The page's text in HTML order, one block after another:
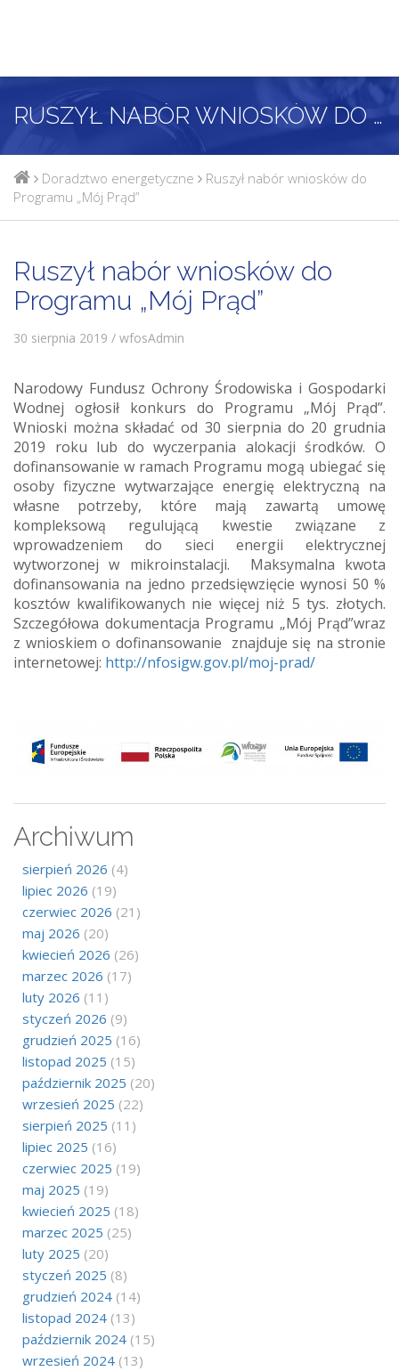
RUSZYŁ NABÓR WNIOSKÓW DO PROGRAMU „MÓJ PRĄD”
Doradztwo energetyczne
Ruszył nabór wniosków do
Programu „Mój Prąd”
Ruszył nabór wniosków do
Programu „Mój Prąd”
30 sierpnia 2019 / wfosAdmin
Narodowy Fundusz Ochrony Środowiska i Gospodarki
Wodnej ogłosił konkurs do Programu „Mój Prąd”.
Wnioski można składać od 30 sierpnia do 20 grudnia
2019 roku lub do wyczerpania alokacji środków. O
dofinansowanie w ramach Programu mogą ubiegać się
osoby fizyczne wytwarzające energię elektryczną na
własne potrzeby, które mają zawartą umowę
kompleksową regulującą kwestie związane z
wprowadzeniem do sieci energii elektrycznej
wytworzonej w mikroinstalacji. Maksymalna kwota
dofinansowania na jedno przedsięwzięcie wynosi 50 %
kosztów kwalifikowanych nie więcej niż 5 tys. złotych.
Szczegółowa dokumentacja Programu „Mój Prąd”wraz
z wnioskiem o dofinansowanie znajduje się na stronie
internetowej: http://nfosigw.gov.pl/moj-prad/
Archiwum
sierpień 2026 (4)
lipiec 2026 (19)
czerwiec 2026 (21)
maj 2026 (20)
kwiecień 2026 (26)
marzec 2026 (17)
luty 2026 (11)
styczeń 2026 (9)
grudzień 2025 (16)
listopad 2025 (15)
październik 2025 (20)
wrzesień 2025 (22)
sierpień 2025 (11)
lipiec 2025 (16)
czerwiec 2025 (19)
maj 2025 (19)
kwiecień 2025 (18)
marzec 2025 (25)
luty 2025 (20)
styczeń 2025 (8)
grudzień 2024 (14)
listopad 2024 (13)
październik 2024 (15)
wrzesień 2024 (13)